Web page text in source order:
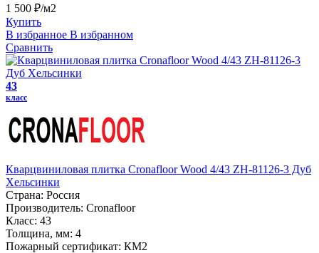
1 500 ₽/м2
Купить
В избранное В избранном
Сравнить
43
класс
Кварцвиниловая плитка Cronafloor Wood 4/43 ZH-81126-3 Дуб
Хельсинки
Страна: Россия
Производитель: Cronafloor
Класс: 43
Толщина, мм: 4
Пожарный сертификат: КМ2